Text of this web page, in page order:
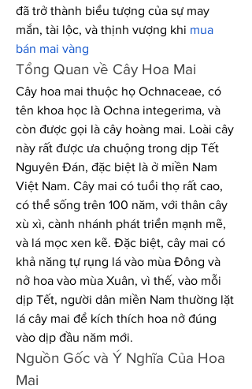
đã trở thành biểu tượng của sự may
mắn, tài lộc, và thịnh vượng khi mua
bán mai vàng
Tổng Quan về Cây Hoa Mai
Cây hoa mai thuộc họ Ochnaceae, có
tên khoa học là Ochna integerima, và
còn được gọi là cây hoàng mai. Loài cây
này rất được ưa chuộng trong dịp Tết
Nguyên Đán, đặc biệt là ở miền Nam
Việt Nam. Cây mai có tuổi thọ rất cao,
có thể sống trên 100 năm, với thân cây
xù xì, cành nhánh phát triển mạnh mẽ,
và lá mọc xen kẽ. Đặc biệt, cây mai có
khả năng tự rụng lá vào mùa Đông và
nở hoa vào mùa Xuân, vì thế, vào mỗi
dịp Tết, người dân miền Nam thường lặt
lá cây mai để kích thích hoa nở đúng
vào dịp đầu năm mới.
Nguồn Gốc và Ý Nghĩa Của Hoa
Mai